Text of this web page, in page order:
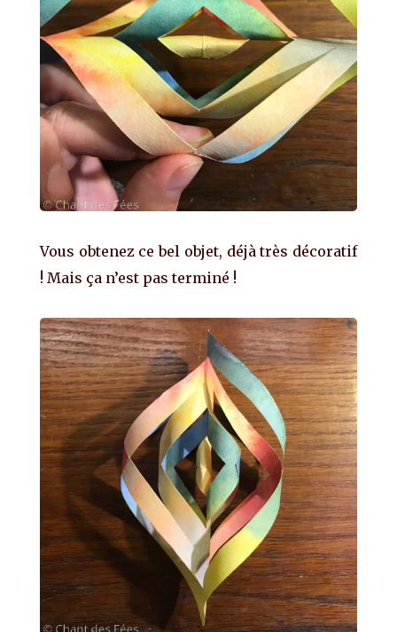
Vous obtenez ce bel objet, déjà très décoratif
! Mais ça n’est pas terminé !